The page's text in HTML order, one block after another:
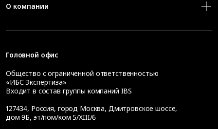
О компании
Головной офис
Общество с ограниченной ответственностью
«ИБС Экспертиза»
Входит в состав группы компаний IBS
127434, Россия, город Москва, Дмитровское шоссе,
дом 9Б, эт/пом/ком 5/XIII/6